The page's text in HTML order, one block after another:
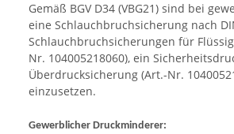
Gemäß BGV D34 (VBG21) sind bei
eine Schlauchbruchsicherung nach
Schlauchbruchsicherungen für
Nr. 104005218060), ein
Überdrucksicherung (Art.-Nr.
einzusetzen.
Gewerblicher Druckminderer: